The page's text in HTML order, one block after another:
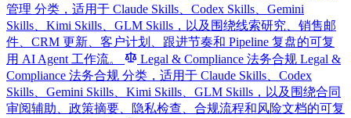
管理 分类，适用于 Claude Skills、Codex Skills、Gemini
Skills、Kimi Skills、GLM Skills，以及围绕线索研究、销售邮
件、CRM 更新、客户计划、跟进节奏和 Pipeline 复盘的可复
用 AI Agent 工作流。
Legal & Compliance 法务合规 Legal &
Compliance 法务合规 分类，适用于 Claude Skills、Codex
Skills、Gemini Skills、Kimi Skills、GLM Skills，以及围绕合同
审阅辅助、政策摘要、隐私检查、合规流程和风险文档的可复